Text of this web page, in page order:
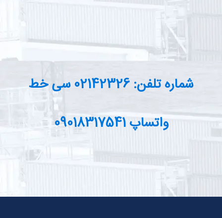
شماره تلفن: 02142326 سی خط
واتساپ 09018317541